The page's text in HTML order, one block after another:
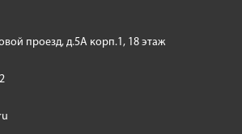
проезд, д.5А корп.1, 18 этаж